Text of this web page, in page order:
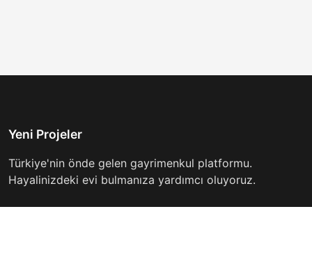
Yeni Projeler
Türkiye'nin önde gelen gayrimenkul platformu.
Hayalinizdeki evi bulmanıza yardımcı oluyoruz.